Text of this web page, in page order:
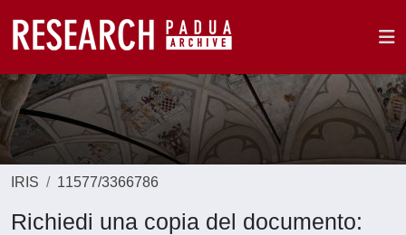
IRIS 11577/3366786
Richiedi una copia del documento: